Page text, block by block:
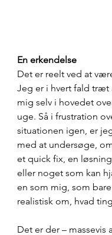
En erkendelse
Det er reelt ved at
Jeg er i hvert fald træt
mig selv i hovedet
uge. Så i frustration
situationen igen, er
med at undersøge,
et quick fix, en
eller noget som kan
en som mig, som
realistisk om, hvad
Det er der – massevis